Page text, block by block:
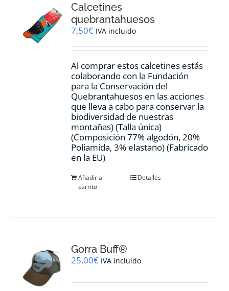
Calcetines
quebrantahuesos
7,50€ IVA incluido
Al comprar estos calcetines estás
colaborando con la Fundación
para la Conservación del
Quebrantahuesos en las acciones
que lleva a cabo para conservar la
biodiversidad de nuestras
montañas) (Talla única)
(Composición 77% algodón, 20%
Poliamida, 3% elastano) (Fabricado
en la EU)
Añadir al
carrito
Detalles
Gorra Buff®
25,00€ IVA incluido